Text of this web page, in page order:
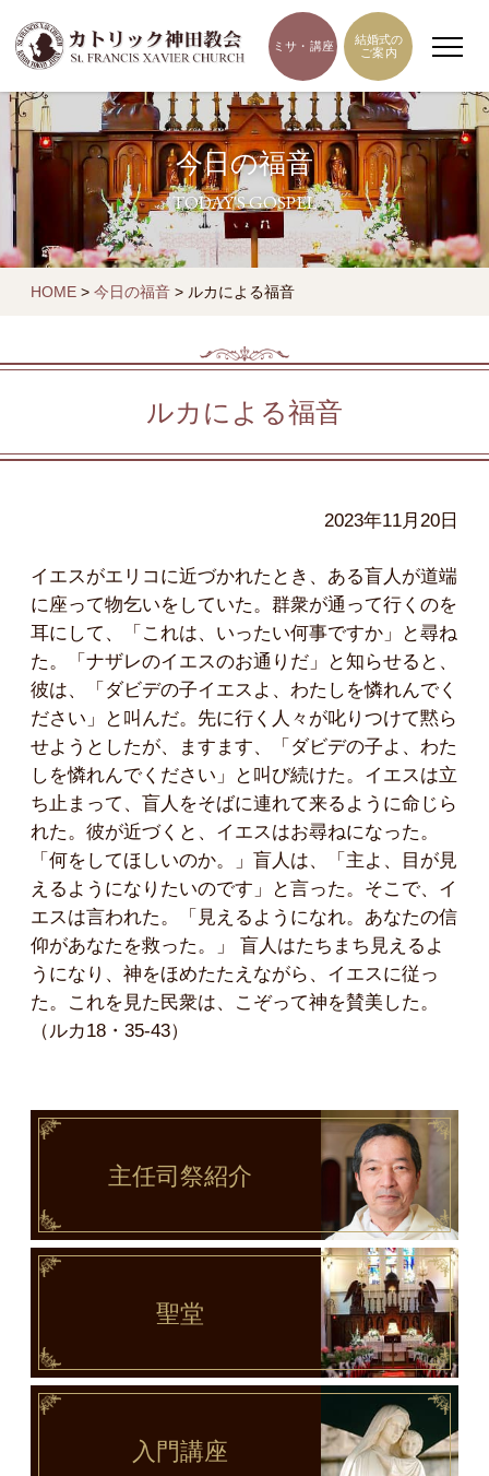
ミサ・講座
結婚式の
ご案内
今日の福音
TODAY'S GOSPEL
HOME > 今日の福音 > ルカによる福音
ルカによる福音
2023年11月20日
イエスがエリコに近づかれたとき、ある盲人が道端
に座って物乞いをしていた。群衆が通って行くのを
耳にして、「これは、いったい何事ですか」と尋ね
た。「ナザレのイエスのお通りだ」と知らせると、
彼は、「ダビデの子イエスよ、わたしを憐れんでく
ださい」と叫んだ。先に行く人々が叱りつけて黙ら
せようとしたが、ますます、「ダビデの子よ、わた
しを憐れんでください」と叫び続けた。イエスは立
ち止まって、盲人をそばに連れて来るように命じら
れた。彼が近づくと、イエスはお尋ねになった。
「何をしてほしいのか。」盲人は、「主よ、目が見
えるようになりたいのです」と言った。そこで、イ
エスは言われた。「見えるようになれ。あなたの信
仰があなたを救った。」 盲人はたちまち見えるよ
うになり、神をほめたたえながら、イエスに従っ
た。これを見た民衆は、こぞって神を賛美した。
（ルカ18・35-43）
主任司祭紹介
聖堂
入門講座